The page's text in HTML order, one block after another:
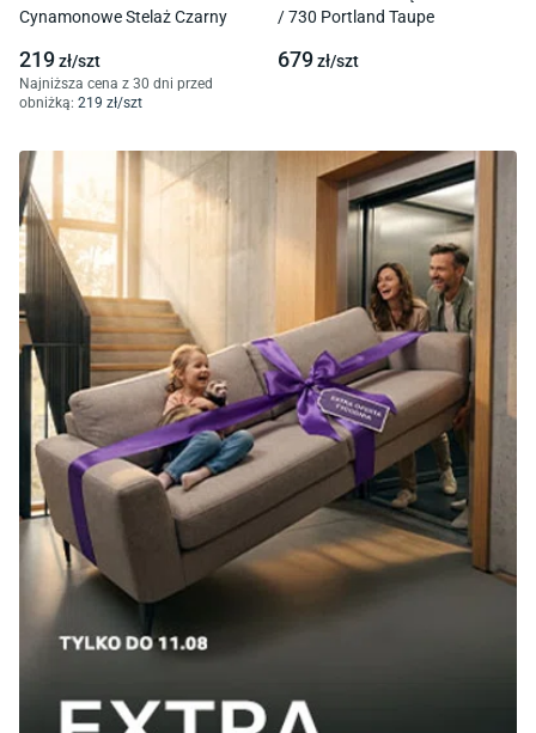
Cynamonowe Stelaż Czarny
219zł/szt
Najniższa cena z 30 dni przed
obniżką: 219 zł/szt
/ 730 Portland Taupe
679zł/szt